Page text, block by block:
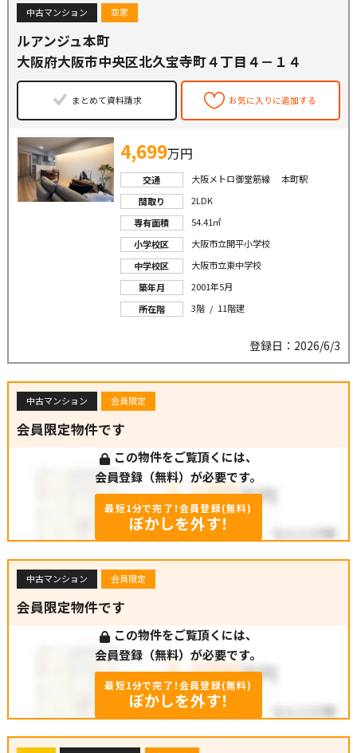
中古マンション 空家
ルアンジュ本町
大阪府大阪市中央区北久宝寺町４丁目４－１４
まとめて資料請求 お気に入りに追加する
4,699万円
交通
大阪メトロ御堂筋線 本町駅
間取り
2LDK
専有面積
54.41㎡
小学校区
大阪市立開平小学校
中学校区
大阪市立東中学校
築年月
2001年5月
所在階
3階 / 11階建
登録日：2026/6/3
中古マンション 会員限定
会員限定物件です
この物件をご覧頂くには、
会員登録（無料）が必要です。
最短1分で完了！会員登録(無料)
ぼかしを外す！
中古マンション 会員限定
会員限定物件です
この物件をご覧頂くには、
会員登録（無料）が必要です。
最短1分で完了！会員登録(無料)
ぼかしを外す！